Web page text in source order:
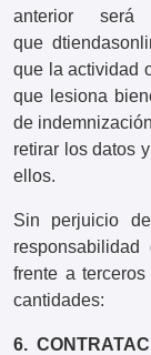
anterior
que
que la actividad
que lesiona
de
retirar los datos
ellos.
Sin perjuicio
frente a
cantidades:
6.